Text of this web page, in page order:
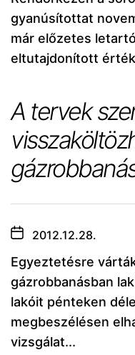
gyanúsítottat
már előzetes
eltutajdonított
A tervek
2012.12.28.
Egyeztetésre
gázrobbanásban
lakóit pénteken
megbeszélésen
vizsgálat...